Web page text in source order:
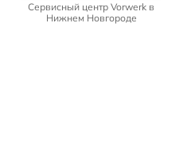
Сервисный центр Vorwerk в
Нижнем Новгороде